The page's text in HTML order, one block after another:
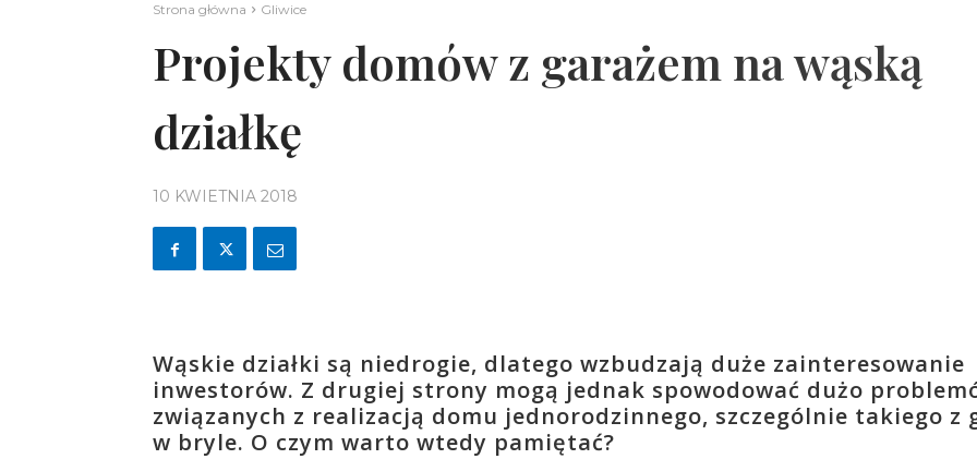
Strona główna Gliwice
Projekty domów z garażem na wąską
działkę
10 KWIETNIA 2018
Wąskie działki są niedrogie, dlatego wzbudzają duże zainteresowanie
inwestorów. Z drugiej strony mogą jednak spowodować dużo
związanych z realizacją domu jednorodzinnego, szczególnie takiego z
w bryle. O czym warto wtedy pamiętać?